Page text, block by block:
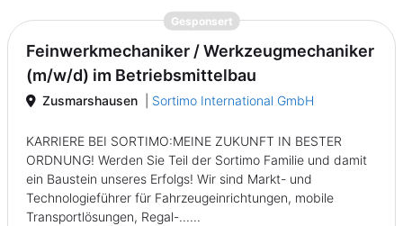
Gesponsert{prompt.job}
Feinwerkmechaniker / Werkzeugmechaniker
(m/w/d) im Betriebsmittelbau
Zusmarshausen Sortimo International GmbH
KARRIERE BEI SORTIMO:MEINE ZUKUNFT IN BESTER
ORDNUNG! Werden Sie Teil der Sortimo Familie und damit
ein Baustein unseres Erfolgs! Wir sind Markt- und
Technologieführer für Fahrzeugeinrichtungen, mobile
Transportlösungen, Regal-......